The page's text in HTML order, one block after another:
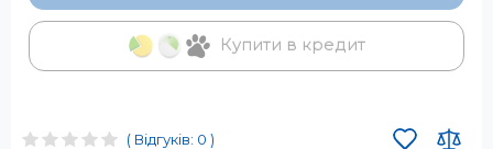
( Відгуків: 0 )
Купити в кредит